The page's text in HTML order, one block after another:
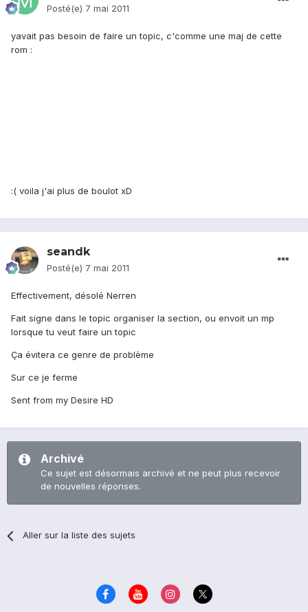
Posté(e) 7 mai 2011
yavait pas besoin de faire un topic, c'comme une maj de cette
rom :
:( voila j'ai plus de boulot xD
seandk
Posté(e) 7 mai 2011
Effectivement, désolé Nerren
Fait signe dans le topic organiser la section, ou envoit un mp
lorsque tu veut faire un topic
Ça évitera ce genre de problème
Sur ce je ferme
Sent from my Desire HD
Archivé
Ce sujet est désormais archivé et ne peut plus recevoir
de nouvelles réponses.
Aller sur la liste des sujets